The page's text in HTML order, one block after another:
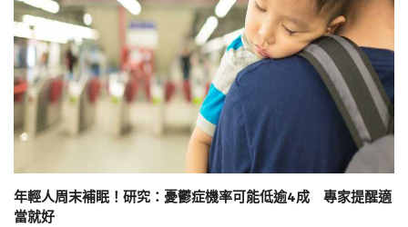
年輕人周末補眠！研究：憂鬱症機率可能低逾4成 專家提醒適
當就好